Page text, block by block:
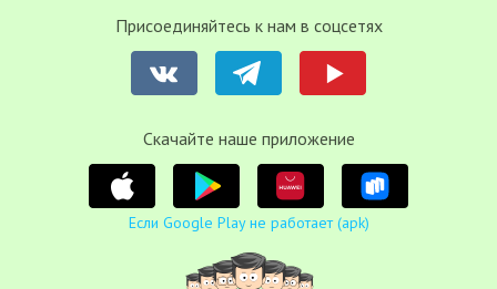
Присоединяйтесь к нам в соцсетях
Cкачайте наше приложение
Если Google Play не работает (apk)